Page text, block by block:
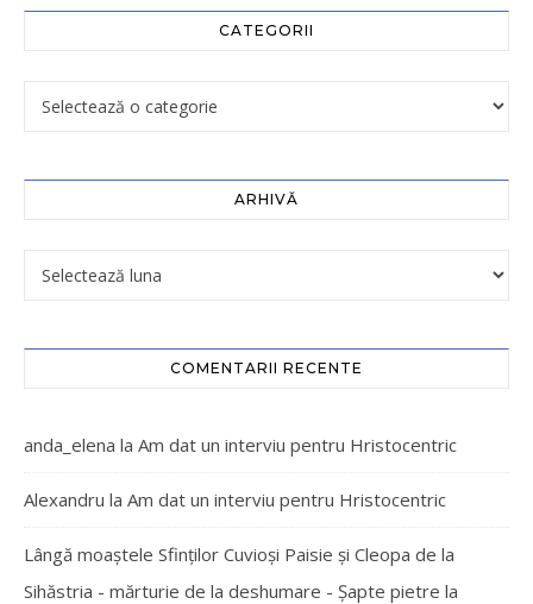
CATEGORII
ARHIVĂ
COMENTARII RECENTE
anda_elena la Am dat un interviu pentru Hristocentric
Alexandru la Am dat un interviu pentru Hristocentric
Lângă moaștele Sfinților Cuvioși Paisie și Cleopa de la
Sihăstria - mărturie de la deshumare - Şapte pietre la